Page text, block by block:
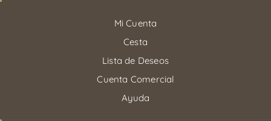
Mi Cuenta
Cesta
Lista de Deseos
Cuenta Comercial
Ayuda